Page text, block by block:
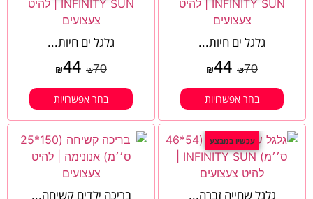
גלגל ים חיות...
₪70
₪44
בחר אפשרויות
גלגל ים חיות...
₪70
₪44
בחר אפשרויות
עכשיו במבצע
גלגל שחייה זברה... בריכה ילדים קשיחה...